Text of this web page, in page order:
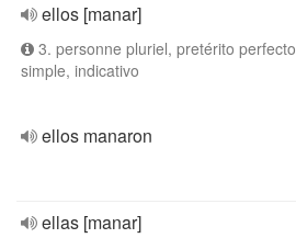
ellos [manar]
3. personne pluriel, pretérito perfecto
simple, indicativo
ellos manaron
ellas [manar]